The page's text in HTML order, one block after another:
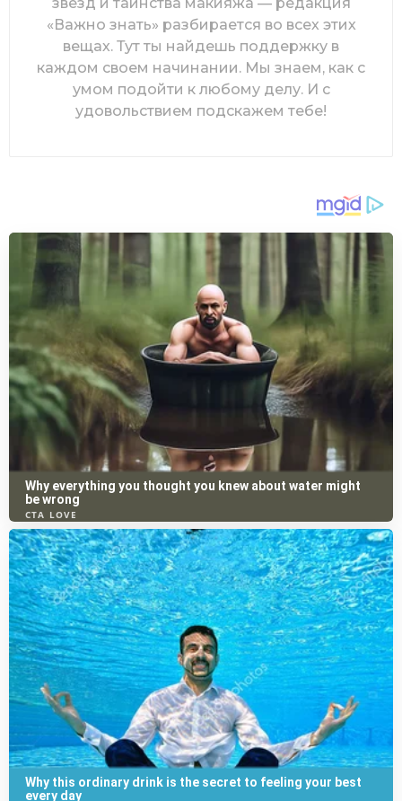
звезд и таинства макияжа — редакция
«Важно знать» разбирается во всех этих
вещах. Тут ты найдешь поддержку в
каждом своем начинании. Мы знаем, как с
умом подойти к любому делу. И с
удовольствием подскажем тебе!